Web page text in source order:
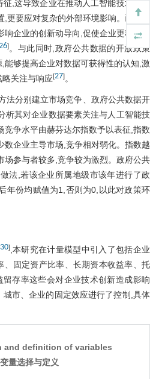
,这导致企业在推动人工智能技术创新
更要应对复杂的外部环境影响。已有研
企业的创新动导向,促使企业更积极地
]。与此同时,政府公共数据的开放政策
能够提高企业对数据可获得性的认知,激
关注与响应[27]。
法分别建立市场竞争、政府公共数据开
析其对企业数据要素关注与人工智能技
竞争水平由赫芬达尔指数予以表征,指数
数企业主导市场,竞争相对弱化。指数越
场参与者较多,竞争较为激烈。政府公共
法,若该企业所属地级市该年进行了政
年份均赋值为1,否则为0,以此对政策环
30],本研究在计量模型中引入了包括企业
、固定资产比率、长期资本收益率、托
存率这些会对企业技术创新造成影响
市、企业的固定效应进行了控制,具体
and definition of variables
量选择与定义